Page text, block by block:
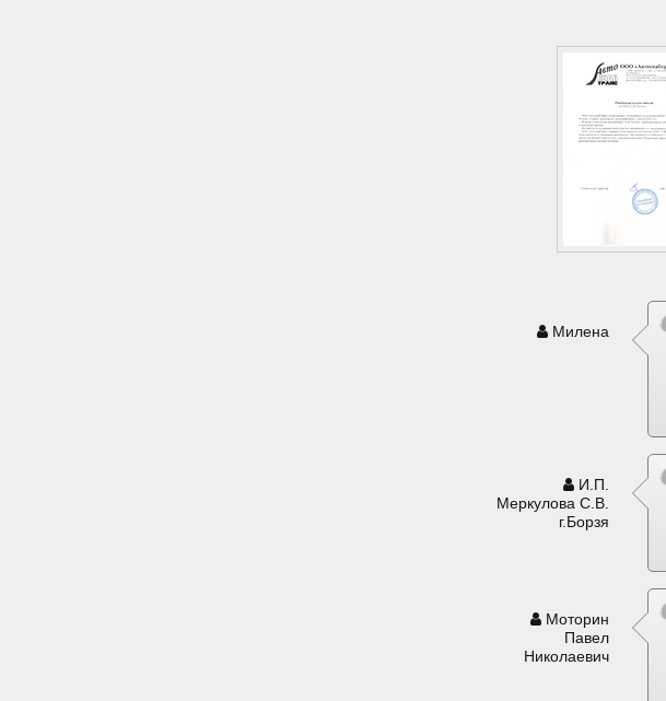
Милена
И.П.
Меркулова С.В.
г.Борзя
Моторин
Павел
Николаевич